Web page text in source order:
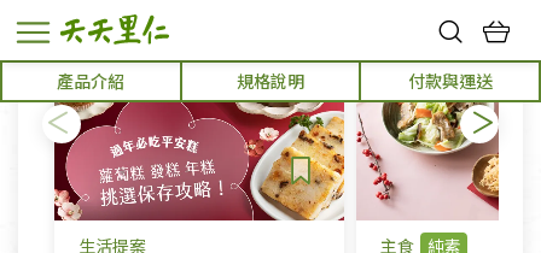
熱門搜尋：
親子活動
幸福節中獎名單
產品介紹 規格說明 付款與運送
生活提案 主食 純素